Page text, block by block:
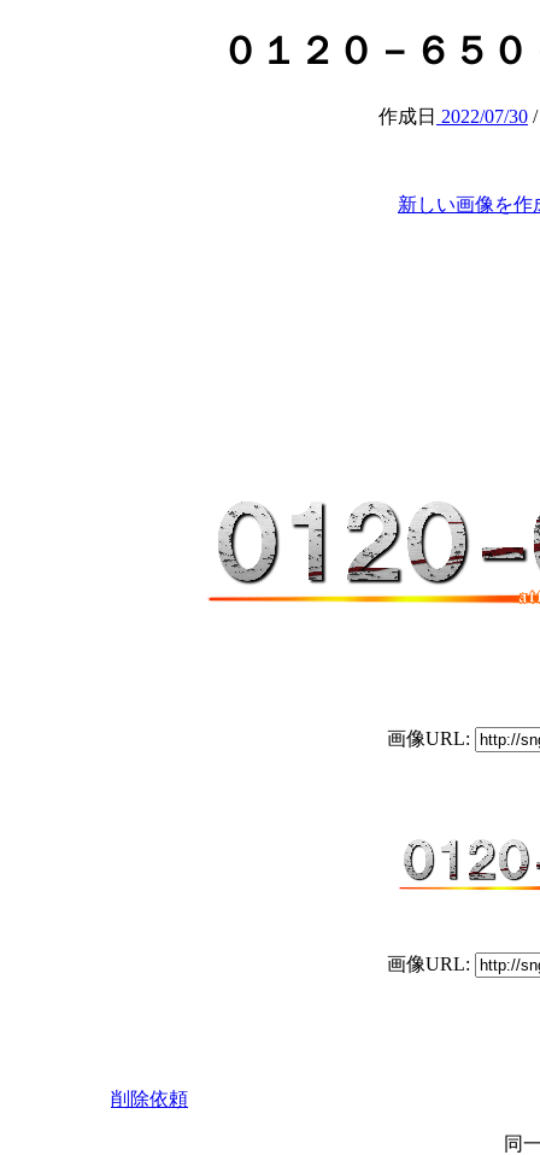
０１２０－６５
作成日 2022/07/30
新しい画像を作
画像URL:
画像URL:
削除依頼
同